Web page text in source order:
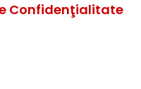
Confidenţialitate